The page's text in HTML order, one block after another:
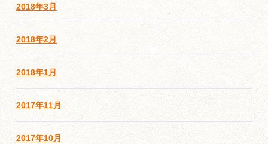
2018年3月
2018年2月
2018年1月
2017年11月
2017年10月